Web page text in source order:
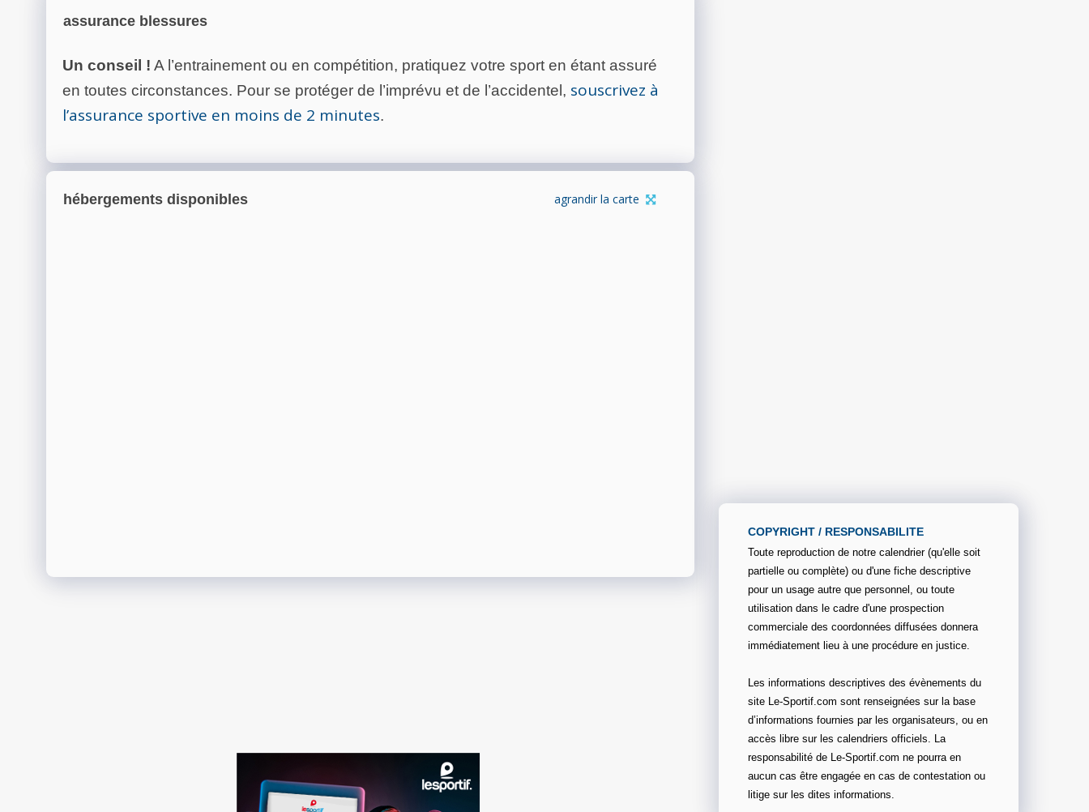
assurance blessures
Un conseil ! A l’entrainement ou en compétition, pratiquez votre sport en étant assuré
en toutes circonstances. Pour se protéger de l’imprévu et de l’accidentel, souscrivez à
l’assurance sportive en moins de 2 minutes.
hébergements disponibles agrandir la carte
COPYRIGHT / RESPONSABILITE
Toute reproduction de notre calendrier (qu'elle soit
partielle ou complète) ou d'une fiche descriptive
pour un usage autre que personnel, ou toute
utilisation dans le cadre d'une prospection
commerciale des coordonnées diffusées donnera
immédiatement lieu à une procédure en justice.
Les informations descriptives des évènements du
site Le-Sportif.com sont renseignées sur la base
d’informations fournies par les organisateurs, ou en
accès libre sur les calendriers officiels. La
responsabilité de Le-Sportif.com ne pourra en
aucun cas être engagée en cas de contestation ou
litige sur les dites informations.